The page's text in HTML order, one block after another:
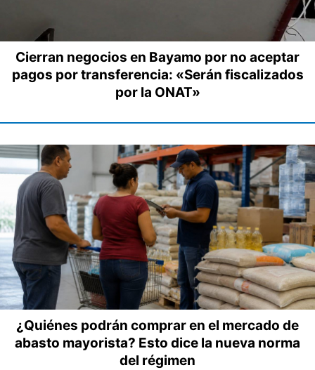
Cierran negocios en Bayamo por no aceptar
pagos por transferencia: «Serán fiscalizados
por la ONAT»
¿Quiénes podrán comprar en el mercado de
abasto mayorista? Esto dice la nueva norma
del régimen